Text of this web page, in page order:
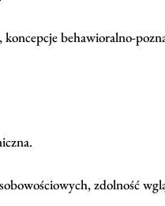
behawioralno-
zdolność